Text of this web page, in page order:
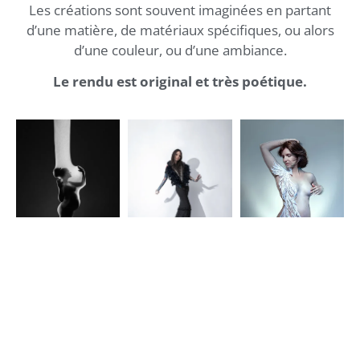
Les créations sont souvent imaginées en partant
d’une matière, de matériaux spécifiques, ou alors
d’une couleur, ou d’une ambiance.
Le rendu est original et très poétique.